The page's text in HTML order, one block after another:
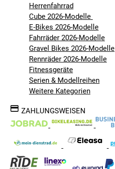
Herrenfahrrad
Cube 2026-Modelle
E-Bikes 2026-Modelle
Fahrräder 2026-Modelle
Gravel Bikes 2026-Modelle
Rennräder 2026-Modelle
Fitnessgeräte
Serien & Modellreihen
Weitere Kategorien
ZAHLUNGSWEISEN